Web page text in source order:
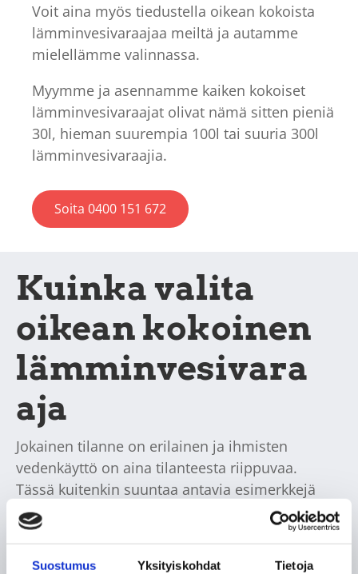
Suostumus Yksityiskohdat Tietoja
Voit aina myös tiedustella oikean kokoista
lämminvesivaraajaa meiltä ja autamme
mielellämme valinnassa.
Myymme ja asennamme kaiken kokoiset
lämminvesivaraajat olivat nämä sitten pieniä
30l, hieman suurempia 100l tai suuria 300l
lämminvesivaraajia.
Soita 0400 151 672
Kuinka valita
oikean kokoinen
lämminvesivara
aja
Jokainen tilanne on erilainen ja ihmisten
vedenkäyttö on aina tilanteesta riippuvaa.
Tässä kuitenkin suuntaa antavia esimerkkejä
eri kokoisten varaajien riittävyydestä.
60 l – yksi aikuinen, sis. käsienpesuallas ja
suihku